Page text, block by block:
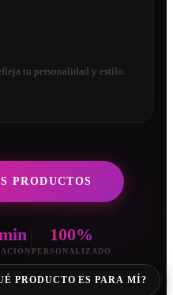
PRODUCTO ES PARA MÍ?
tu personalidad y estilo.
PRODUCTOS
100%
PERSONALIZADO